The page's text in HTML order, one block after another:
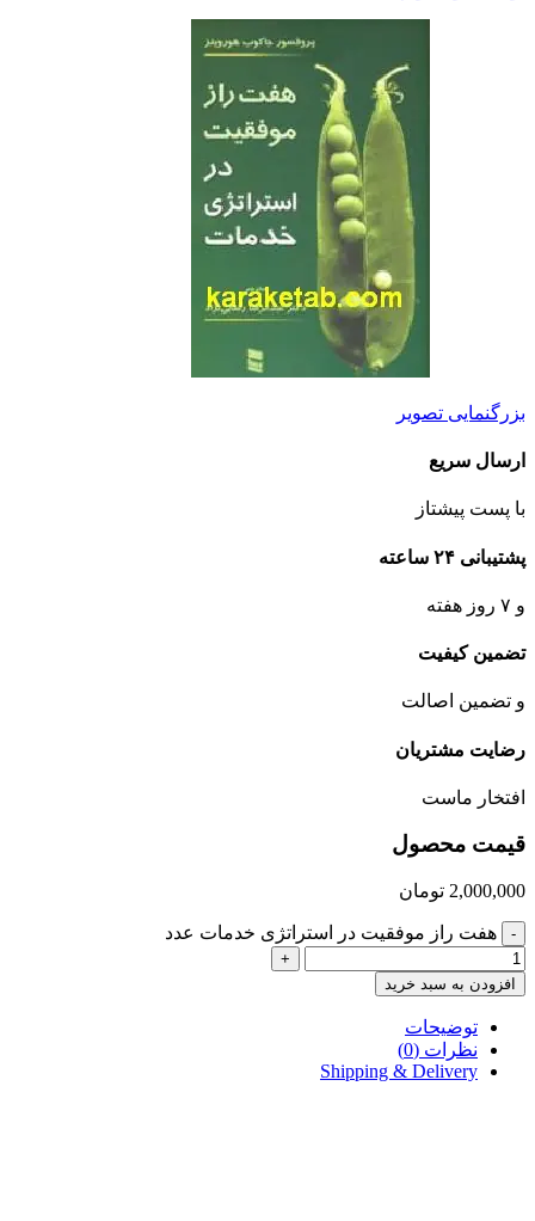
بزرگنمایی تصویر
ارسال سریع
با پست پیشتاز
پشتیبانی ۲۴ ساعته
و ۷ روز هفته
تضمین کیفیت
و تضمین اصالت
رضایت مشتریان
افتخار ماست
قیمت محصول
2,000,000 تومان
- هفت راز موفقیت در استراتژی خدمات عدد
+
افزودن به سبد خرید
توضیحات
نظرات (0)
Shipping & Delivery